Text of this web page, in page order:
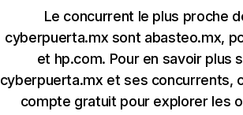
Le concurrent le plus proche
cyberpuerta.mx sont abasteo.mx,
et hp.com. Pour en savoir plus
cyberpuerta.mx et ses concurrents,
compte gratuit pour explorer les